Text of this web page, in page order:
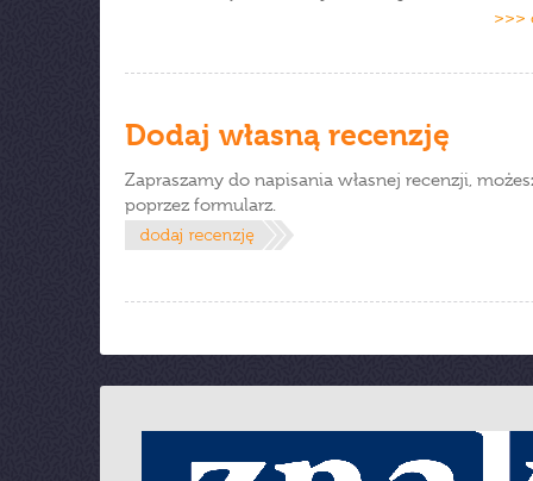
>>>
Dodaj własną recenzję
Zapraszamy do napisania własnej recenzji,
poprzez formularz.